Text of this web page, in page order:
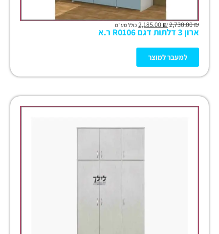
₪
2,730.00
₪ כולל מע"מ
ארון 3 דלתות דגם R0106 ר.א
למעבר למוצר